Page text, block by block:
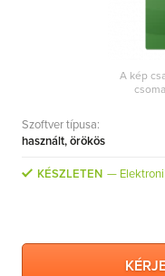
MS Project Server
MS System Center
Server CALs
A kép
Szoftver típusa:
használt, örökös
KÉSZLETEN